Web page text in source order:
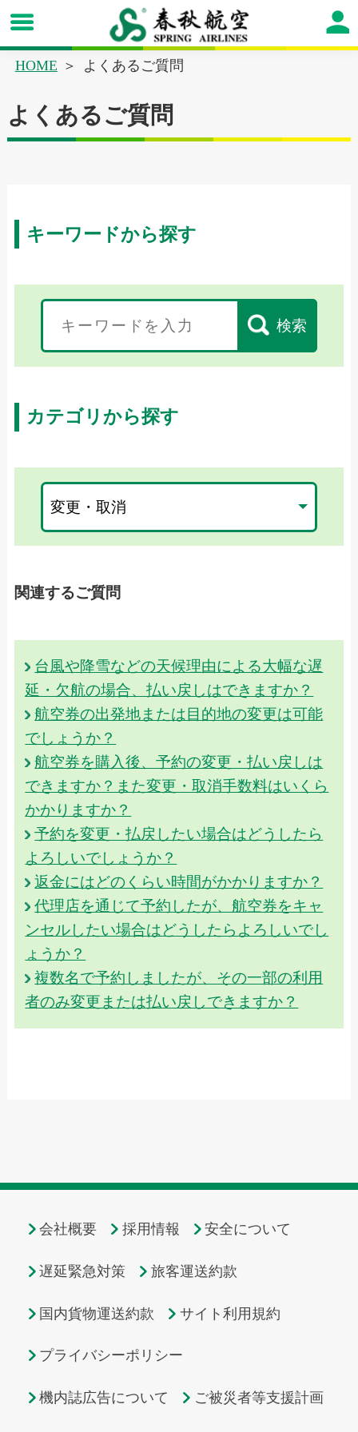
HOME よくあるご質問
よくあるご質問
キーワードから探す
検索
カテゴリから探す
関連するご質問
台風や降雪などの天候理由による大幅な遅
延・欠航の場合、払い戻しはできますか？
航空券の出発地または目的地の変更は可能
でしょうか？
航空券を購入後、予約の変更・払い戻しは
できますか？また変更・取消手数料はいくら
かかりますか？
予約を変更・払戻したい場合はどうしたら
よろしいでしょうか？
返金にはどのくらい時間がかかりますか？
代理店を通じて予約したが、航空券をキャ
ンセルしたい場合はどうしたらよろしいでし
ょうか？
複数名で予約しましたが、その一部の利用
者のみ変更または払い戻しできますか？
会社概要 採用情報 安全について
遅延緊急対策 旅客運送約款
国内貨物運送約款 サイト利用規約
プライバシーポリシー
機内誌広告について ご被災者等支援計画